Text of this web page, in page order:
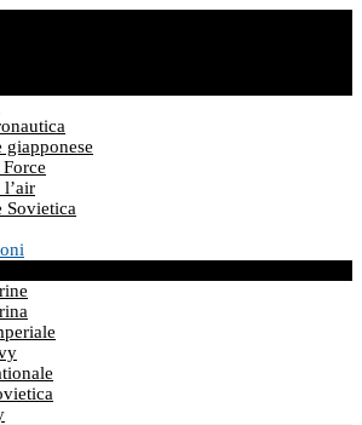
giapponese
l’air
Sovietica